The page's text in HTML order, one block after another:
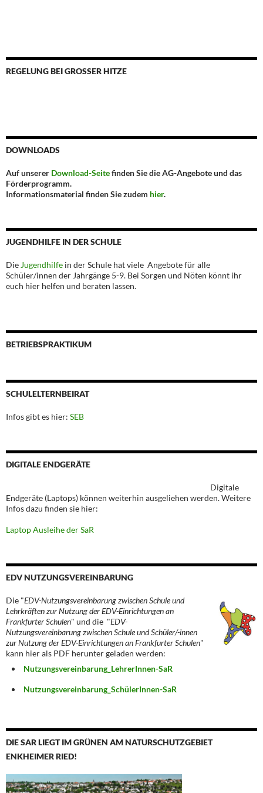
REGELUNG BEI GROSSER HITZE
DOWNLOADS
Auf unserer Download-Seitefinden Sie die AG-Angebote und das
Förderprogramm.
Informationsmaterial finden Sie zudem hier.
JUGENDHILFE IN DER SCHULE
Die Jugendhilfe in der Schule hat viele Angebote für alle
Schüler/innen der Jahrgänge 5-9. Bei Sorgen und Nöten könnt ihr
euch hier helfen und beraten lassen.
BETRIEBSPRAKTIKUM
SCHULELTERNBEIRAT
Infos gibt es hier: SEB
DIGITALE ENDGERÄTE
Digitale
Endgeräte (Laptops) können weiterhin ausgeliehen werden. Weitere
Infos dazu finden sie hier:
Laptop Ausleihe der SaR
EDV NUTZUNGSVEREINBARUNG
Die "EDV-Nutzungsvereinbarung zwischen Schule und
Lehrkräften zur Nutzung der EDV-Einrichtungen an
Frankfurter Schulen" und die "EDV-
Nutzungsvereinbarung zwischen Schule und Schüler/-innen
zur Nutzung der EDV-Einrichtungen an Frankfurter Schulen"
kann hier als PDF herunter geladen werden:
Nutzungsvereinbarung_LehrerInnen-SaR
Nutzungsvereinbarung_SchülerInnen-SaR
DIE SAR LIEGT IM GRÜNEN AM NATURSCHUTZGEBIET
ENKHEIMER RIED!